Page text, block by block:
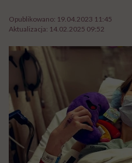
Opublikowano: 19.04.2023 11:45
Aktualizacja: 14.02.2025 09:52